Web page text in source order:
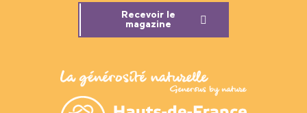
Recevoir le
magazine